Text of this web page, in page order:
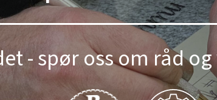
- spør oss om råd